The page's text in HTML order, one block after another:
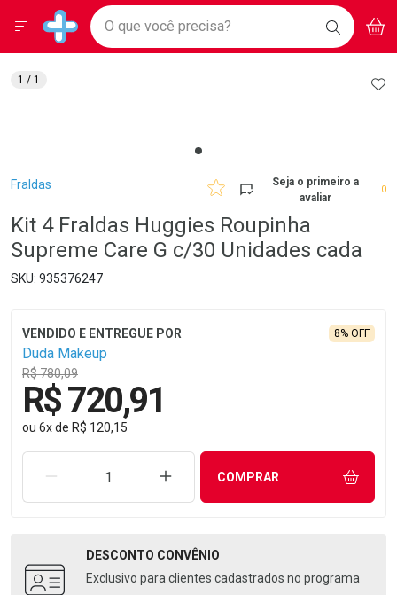
Drogarias Pacheco
Baixe nosso APP e aproveite Ofertas Exclusivas!
BAIXE
O APP
Ir direto para a home
pela página
Ir direto para o conteúdo
Ir direto para a busca
Ir direto para a conta
Faça a sua busca
O que você precisa? BUSCAR
Menu
Breadcrumb
Fraldas
Seja o primeiro a
avaliar
0
Kit 4 Fraldas Huggies Roupinha
Supreme Care G c/30 Unidades cada
935376247
Duda Makeup
R$ 780,09
8% OFF
R$ 720,91
ou 6xde R$ 120,15
REMOVER UMA UNIDADEAUMENTAR UMA UNIDADE
COMPRAR
DESCONTO CONVÊNIO
Exclusivo para clientes cadastrados no programa
1 / 1